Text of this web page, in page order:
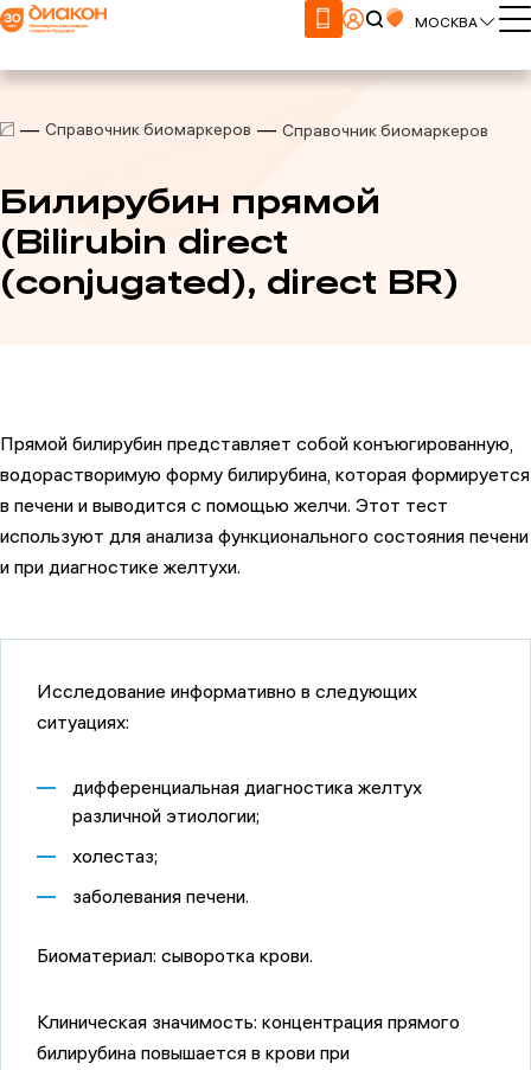
МОСКВА
Справочник биомаркеров Справочник биомаркеров
Билирубин прямой
(Bilirubin direct
(conjugated), direct BR)
Прямой билирубин представляет собой конъюгированную,
водорастворимую форму билирубина, которая формируется
в печени и выводится с помощью желчи. Этот тест
используют для анализа функционального состояния печени
и при диагностике желтухи.
Исследование информативно в следующих
ситуациях:
дифференциальная диагностика желтух
различной этиологии;
холестаз;
заболевания печени.
Биоматериал: сыворотка крови.
Клиническая значимость: концентрация прямого
билирубина повышается в крови при